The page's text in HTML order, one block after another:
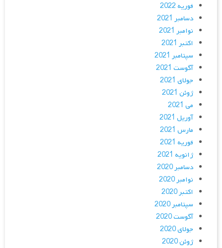
فوریه 2022
دسامبر 2021
نوامبر 2021
اکتبر 2021
سپتامبر 2021
آگوست 2021
جولای 2021
ژوئن 2021
می 2021
آوریل 2021
مارس 2021
فوریه 2021
ژانویه 2021
دسامبر 2020
نوامبر 2020
اکتبر 2020
سپتامبر 2020
آگوست 2020
جولای 2020
ژوئن 2020